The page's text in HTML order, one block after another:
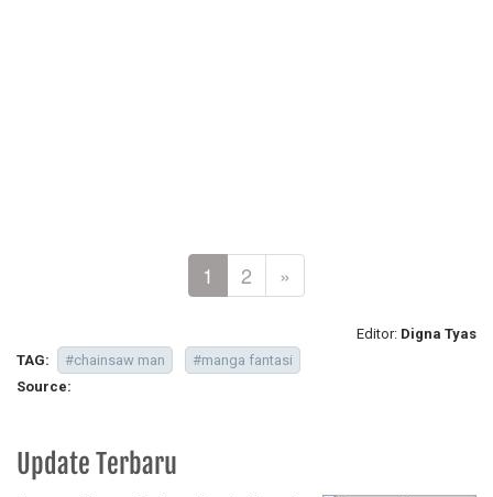
1 2 »
Editor: Digna Tyas
TAG:
#chainsaw man
#manga fantasi
Source:
Update Terbaru